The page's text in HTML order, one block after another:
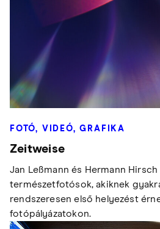
FOTÓ, VIDEÓ, GRAFIKA
Zeitweise
Jan Leßmann és Hermann
természetfotósok, akiknek
rendszeresen első helyezést
fotópályázatokon.